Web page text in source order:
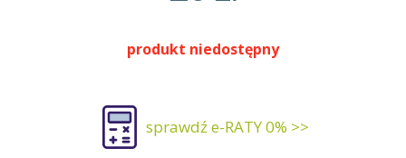
produkt niedostępny
sprawdź e-RATY 0% >>